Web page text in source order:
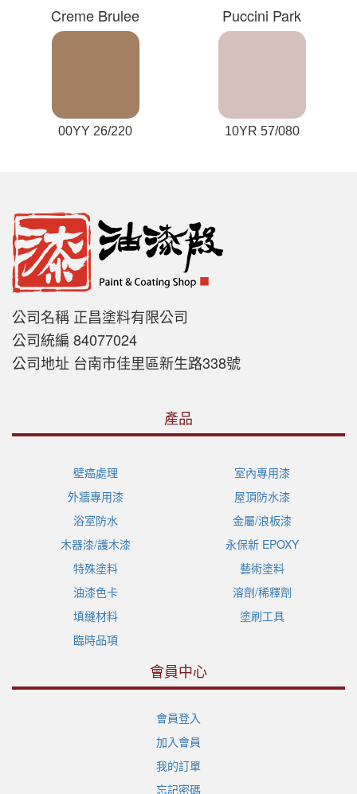
Creme Brulee
00YY 26/220
Puccini Park
10YR 57/080
公司名稱 正昌塗料有限公司
公司統編 84077024
公司地址 台南市佳里區新生路338號
產品
壁癌處理
室內專用漆
外牆專用漆
屋頂防水漆
浴室防水
金屬/浪板漆
木器漆/護木漆
永保新 EPOXY
特殊塗料
藝術塗料
油漆色卡
溶劑/稀釋劑
填縫材料
塗刷工具
臨時品項
會員中心
會員登入
加入會員
我的訂單
忘記密碼